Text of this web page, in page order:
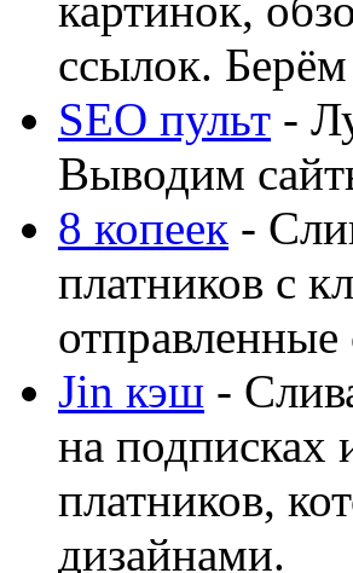
ссылок.
SEO пульт -
Выводим
8 копеек -
платников с
отправленные
Jin кэш -
на подписках
платников,
дизайнами.